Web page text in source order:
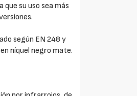
que su uso sea más
según EN 248 y
níquel negro mate.